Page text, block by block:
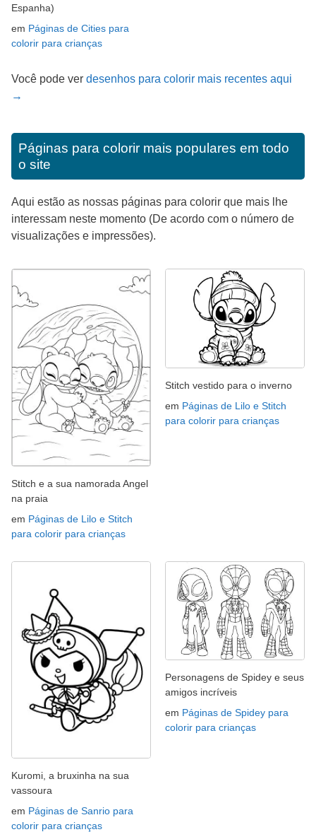
Espanha)
em Páginas de Cities para
colorir para crianças
Você pode ver desenhos para colorir mais recentes aqui
→
Páginas para colorir mais populares em todo
o site
Aqui estão as nossas páginas para colorir que mais lhe
interessam neste momento (De acordo com o número de
visualizações e impressões).
Stitch e a sua namorada Angel
na praia
em Páginas de Lilo e Stitch
para colorir para crianças
Stitch vestido para o inverno
em Páginas de Lilo e Stitch
para colorir para crianças
Kuromi, a bruxinha na sua
vassoura
em Páginas de Sanrio para
colorir para crianças
Personagens de Spidey e seus
amigos incríveis
em Páginas de Spidey para
colorir para crianças